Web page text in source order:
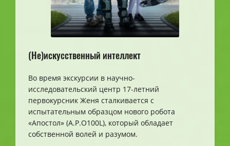
(Не)искусственный интеллект
Во время экскурсии в научно-
исследовательский центр 17-летний
первокурсник Женя сталкивается с
испытательным образцом нового робота
«Апостол» (A.P.O100L), который обладает
собственной волей и разумом.